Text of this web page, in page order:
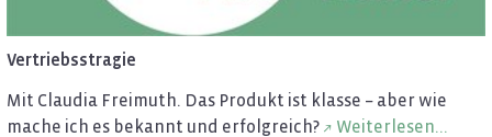
Ver­triebss­tra­gie
Mit Clau­dia Frei­muth. Das Pro­dukt ist klas­se – aber wie
mache ich es be­kannt und er­folg­reich?
Wei­ter­le­sen...